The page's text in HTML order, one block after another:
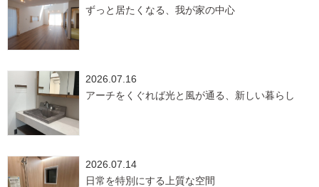
ずっと居たくなる、我が家の中心
2026.07.16
アーチをくぐれば光と風が通る、新しい暮らし
2026.07.14
日常を特別にする上質な空間